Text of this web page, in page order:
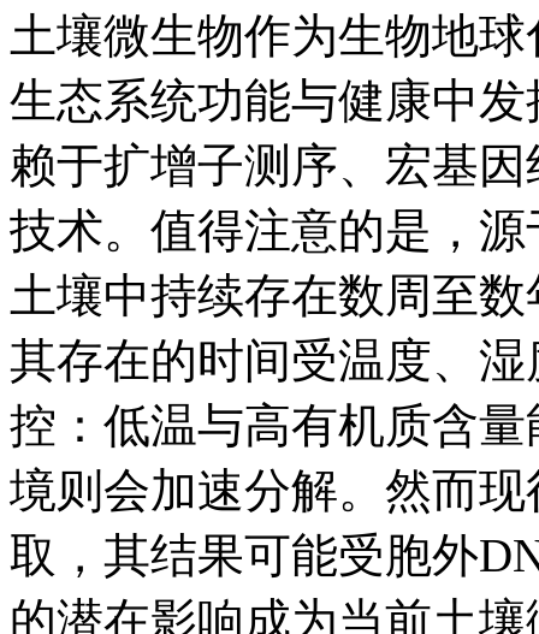
土壤微生物作为生物地
生态系统功能与健康中
赖于扩增子测序、宏基
技术。值得注意的是，
土壤中持续存在数周至
其存在的时间受温度、
控：低温与高有机质含
境则会加速分解。然而
取，其结果可能受胞外
的潜在影响成为当前土